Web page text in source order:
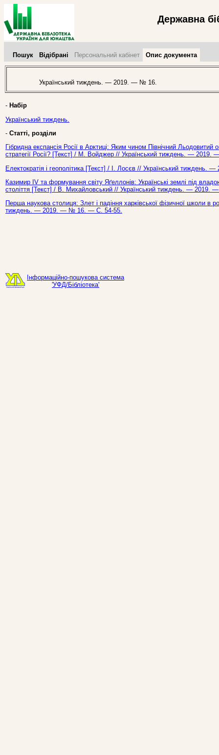
Державна
Пошук Відібрані Персональний кабінет Опис документа
Український тиждень. — 2019. — № 16.
- Набір
Український тиждень.
- Статті, розділи
Гібридна експансія Росії в Арктиці: Яким чином Північний Льодовитий
стратегії Росії? [Текст] / М. Войджер // Український тиждень. —
Електократія і геополітика [Текст] / І. Лосєв // Український
Казимир ІV та формування світу Яґеллонів: Українські землі під
століття [Текст] / В. Михайловський // Український тиждень. —
Перша наукова столиця: Злет і падіння харківської фізичної школи в
тиждень. — 2019. — № 16. — С. 54-55.
Інформаційно-пошукова система
'УФД/Бібліотека'